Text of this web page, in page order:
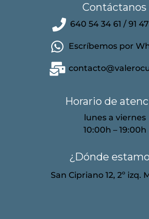
Contáctanos
640 54 34 61 / 91
Escríbemos por
Horario de
lunes a viernes
10:00h – 19:00h
¿Dónde
San Cipriano 12, 2º izq.